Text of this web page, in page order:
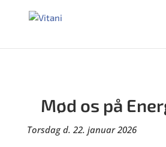
Mød os på
Torsdag d. 22. januar 2026